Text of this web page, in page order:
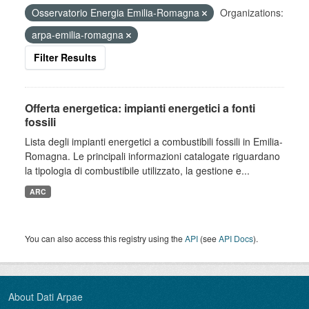
Osservatorio Energia Emilia-Romagna
Organizations:
arpa-emilia-romagna
Filter Results
Offerta energetica: impianti energetici a fonti
fossili
Lista degli impianti energetici a combustibili fossili in Emilia-
Romagna. Le principali informazioni catalogate riguardano
la tipologia di combustibile utilizzato, la gestione e...
ARC
You can also access this registry using theAPI (seeAPI Docs).
About Dati Arpae